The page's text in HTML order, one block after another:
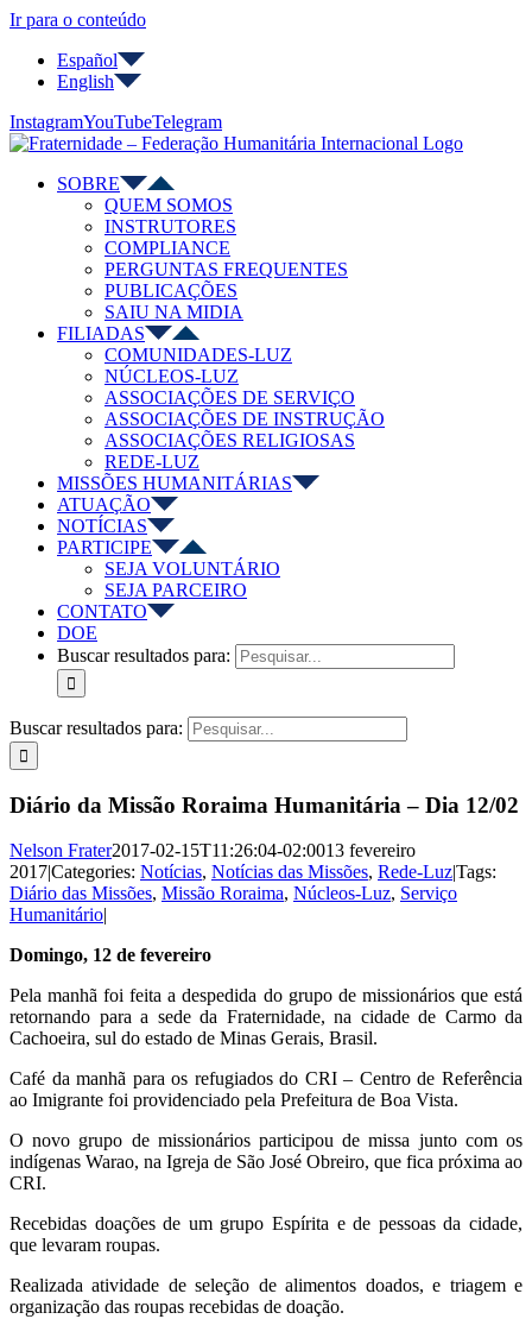
Ir para o conteúdo
Español
English
InstagramYouTubeTelegram
SOBRE
QUEM SOMOS
INSTRUTORES
COMPLIANCE
PERGUNTAS FREQUENTES
PUBLICAÇÕES
SAIU NA MIDIA
FILIADAS
COMUNIDADES-LUZ
NÚCLEOS-LUZ
ASSOCIAÇÕES DE SERVIÇO
ASSOCIAÇÕES DE INSTRUÇÃO
ASSOCIAÇÕES RELIGIOSAS
REDE-LUZ
MISSÕES HUMANITÁRIAS
ATUAÇÃO
NOTÍCIAS
PARTICIPE
SEJA VOLUNTÁRIO
SEJA PARCEIRO
CONTATO
DOE
Buscar resultados para:
Buscar resultados para:
Diário da Missão Roraima Humanitária – Dia 12/02
Nelson Frater2017-02-15T11:26:04-02:0013 fevereiro
2017|Categories: Notícias, Notícias das Missões, Rede-Luz|Tags:
Diário das Missões, Missão Roraima, Núcleos-Luz, Serviço
Humanitário|
Domingo, 12 de fevereiro
Pela manhã foi feita a despedida do grupo de missionários que está
retornando para a sede da Fraternidade, na cidade de Carmo da
Cachoeira, sul do estado de Minas Gerais, Brasil.
Café da manhã para os refugiados do CRI – Centro de Referência
ao Imigrante foi providenciado pela Prefeitura de Boa Vista.
O novo grupo de missionários participou de missa junto com os
indígenas Warao, na Igreja de São José Obreiro, que fica próxima ao
CRI.
Recebidas doações de um grupo Espírita e de pessoas da cidade,
que levaram roupas.
Realizada atividade de seleção de alimentos doados, e triagem e
organização das roupas recebidas de doação.